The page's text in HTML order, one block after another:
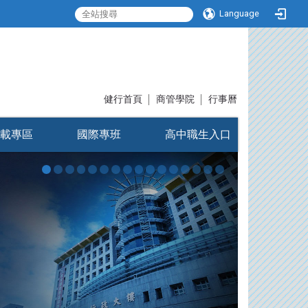
Language
健行首頁 商管學院 行事曆
專區 國際專班 高中職生入口